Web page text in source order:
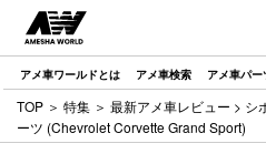
アメ車ワールドとは アメ車検索 アメ車パー
TOP ＞ 特集 ＞ 最新アメ車レビュー > シ
ーツ (Chevrolet Corvette Grand Sport)